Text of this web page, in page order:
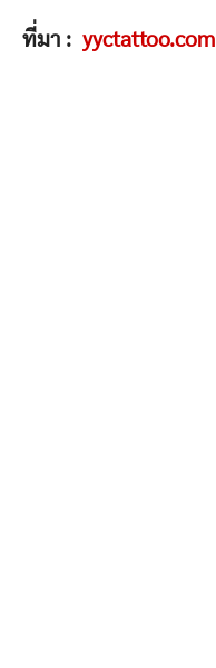
ที่มา : yyctattoo.com